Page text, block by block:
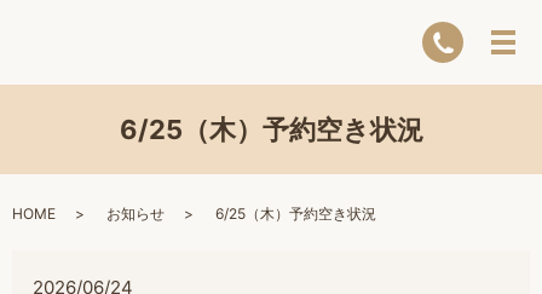
6/25（木）予約空き状況
HOME お知らせ 6/25（木）予約空き状況
2026/06/24